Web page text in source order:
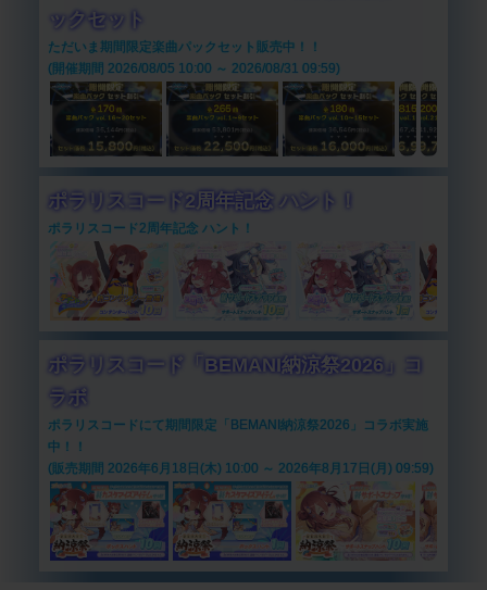
ックセット
ただいま期間限定楽曲パックセット販売中！！
(開催期間 2026/08/05 10:00 ～ 2026/08/31 09:59)
ポラリスコード2周年記念 ハント！
ポラリスコード2周年記念 ハント！
ポラリスコード「BEMANI納涼祭2026」コ
ラボ
ポラリスコードにて期間限定「BEMANI納涼祭2026」コラボ実施
中！！
(販売期間 2026年6月18日(木) 10:00 ～ 2026年8月17日(月) 09:59)